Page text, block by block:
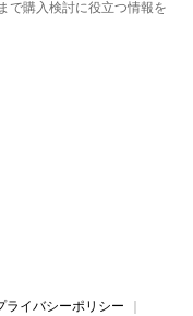
で購入検討に役立つ情報を
ライバシーポリシー